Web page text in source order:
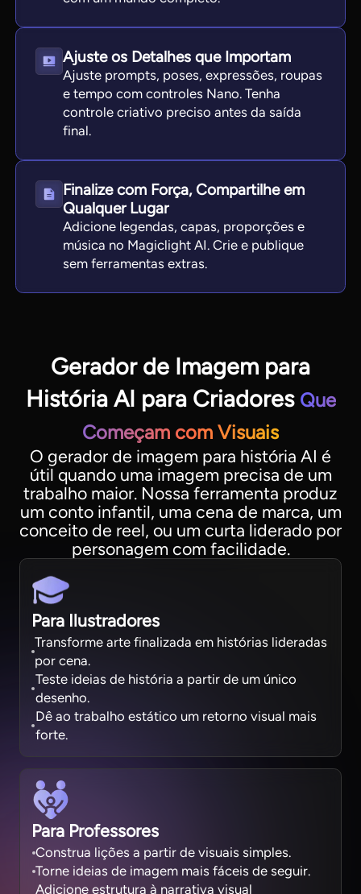
Ajuste os Detalhes que Importam
Ajuste prompts, poses, expressões, roupas
e tempo com controles Nano. Tenha
controle criativo preciso antes da saída
final.
Finalize com Força, Compartilhe em
Qualquer Lugar
Adicione legendas, capas, proporções e
música no Magiclight AI. Crie e publique
sem ferramentas extras.
Gerador de Imagem para
História AI para Criadores Que
Começam com Visuais
O gerador de imagem para história AI é
útil quando uma imagem precisa de um
trabalho maior. Nossa ferramenta produz
um conto infantil, uma cena de marca, um
conceito de reel, ou um curta liderado por
personagem com facilidade.
Para Ilustradores
Transforme arte finalizada em histórias lideradas
por cena.
Teste ideias de história a partir de um único
desenho.
Dê ao trabalho estático um retorno visual mais
forte.
Para Professores
Construa lições a partir de visuais simples.
Torne ideias de imagem mais fáceis de seguir.
Adicione estrutura à narrativa visual